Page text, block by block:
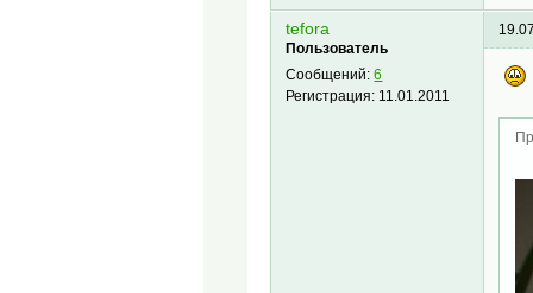
tefora
Пользователь
Сообщений:6
Регистрация: 11.01.2011